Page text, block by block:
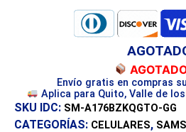
Envío gratis en compras
Aplica para Quito, Valle de
SKU IDC: SM-A176BZKQGTO-GG
CATEGORÍAS: CELULARES,